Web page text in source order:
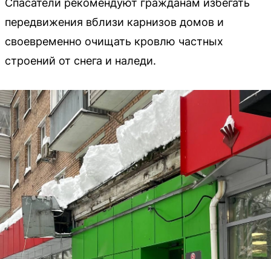
Спасатели рекомендуют гражданам избегать
передвижения вблизи карнизов домов и
своевременно очищать кровлю частных
строений от снега и наледи.